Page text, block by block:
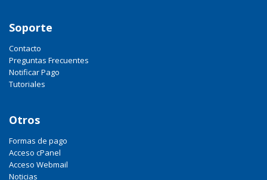
Soporte
Contacto
Preguntas Frecuentes
Notificar Pago
Tutoriales
Otros
Formas de pago
Acceso cPanel
Acceso Webmail
Noticias